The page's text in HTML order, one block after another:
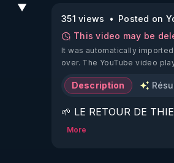
▼
351 views
Posted on
This video may be
It was automatically
over. The YouTube video
Description
🌱 LE RETOUR DE
More